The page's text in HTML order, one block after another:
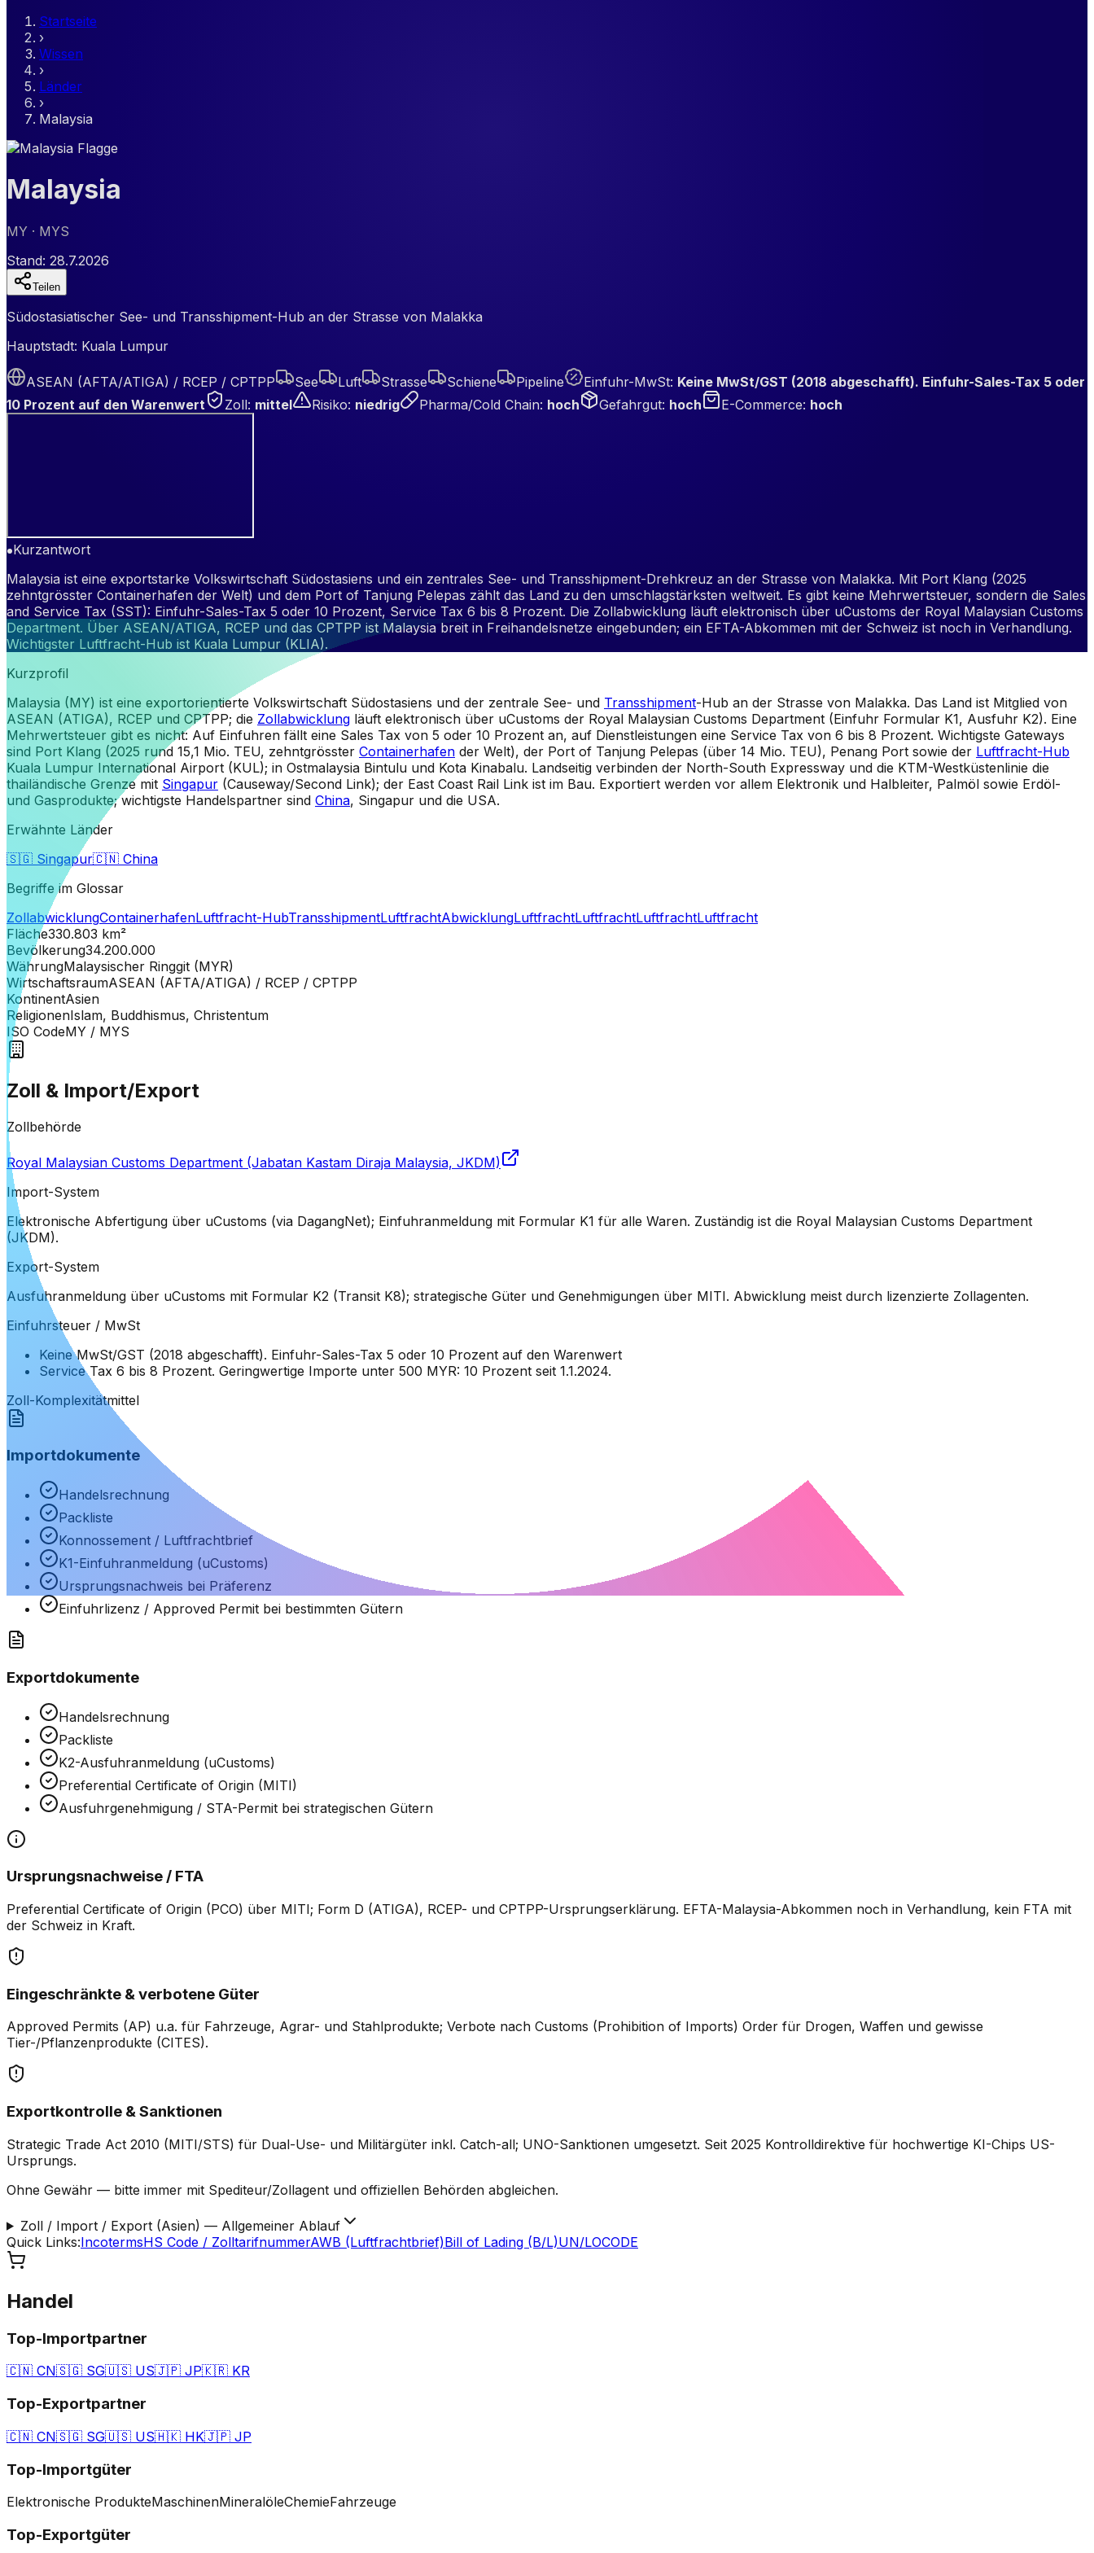
Startseite
›
Wissen
›
Länder
›
Malaysia
Malaysia
MY · MYS
Stand: 28.7.2026
Teilen
Südostasiatischer See- und Transshipment-Hub an der Strasse von Malakka
Hauptstadt: Kuala Lumpur
ASEAN (AFTA/ATIGA) / RCEP / CPTPP See Luft Strasse Schiene Pipeline Einfuhr-MwSt: Keine MwSt/GST (2018 abgeschafft). Einfuhr-Sales-Tax 5 oder
10 Prozent auf den Warenwert
Zoll: mittel Risiko: niedrig Pharma/Cold Chain: hoch Gefahrgut: hoch E-Commerce: hoch
Kurzantwort
Malaysia ist eine exportstarke Volkswirtschaft Südostasiens und ein zentrales See- und Transshipment-Drehkreuz an der Strasse von Malakka. Mit Port Klang (2025
zehntgrösster Containerhafen der Welt) und dem Port of Tanjung Pelepas zählt das Land zu den umschlagstärksten weltweit. Es gibt keine Mehrwertsteuer, sondern die Sales
and Service Tax (SST): Einfuhr-Sales-Tax 5 oder 10 Prozent, Service Tax 6 bis 8 Prozent. Die Zollabwicklung läuft elektronisch über uCustoms der Royal Malaysian Customs
Department. Über ASEAN/ATIGA, RCEP und das CPTPP ist Malaysia breit in Freihandelsnetze eingebunden; ein EFTA-Abkommen mit der Schweiz ist noch in Verhandlung.
Wichtigster Luftfracht-Hub ist Kuala Lumpur (KLIA).
Kurzprofil
Malaysia (MY) ist eine exportorientierte Volkswirtschaft Südostasiens und der zentrale See- und Transshipment-Hub an der Strasse von Malakka. Das Land ist Mitglied von
ASEAN (ATIGA), RCEP und CPTPP; die Zollabwicklung läuft elektronisch über uCustoms der Royal Malaysian Customs Department (Einfuhr Formular K1, Ausfuhr K2). Eine
Mehrwertsteuer gibt es nicht: Auf Einfuhren fällt eine Sales Tax von 5 oder 10 Prozent an, auf Dienstleistungen eine Service Tax von 6 bis 8 Prozent. Wichtigste Gateways
sind Port Klang (2025 rund 15,1 Mio. TEU, zehntgrösster Containerhafen der Welt), der Port of Tanjung Pelepas (über 14 Mio. TEU), Penang Port sowie der Luftfracht-Hub
Kuala Lumpur International Airport (KUL); in Ostmalaysia Bintulu und Kota Kinabalu. Landseitig verbinden der North-South Expressway und die KTM-Westküstenlinie die
thailändische Grenze mit Singapur (Causeway/Second Link); der East Coast Rail Link ist im Bau. Exportiert werden vor allem Elektronik und Halbleiter, Palmöl sowie Erdöl-
und Gasprodukte; wichtigste Handelspartner sind China, Singapur und die USA.
Erwähnte Länder
🇸🇬 Singapur🇨🇳 China
Begriffe im Glossar
ZollabwicklungContainerhafenLuftfracht-HubTransshipmentLuftfrachtAbwicklungLuftfrachtLuftfrachtLuftfrachtLuftfracht
Fläche330.803 km²
Bevölkerung34.200.000
WährungMalaysischer Ringgit (MYR)
WirtschaftsraumASEAN (AFTA/ATIGA) / RCEP / CPTPP
KontinentAsien
ReligionenIslam, Buddhismus, Christentum
ISO CodeMY / MYS
Zoll & Import/Export
Zollbehörde
Royal Malaysian Customs Department (Jabatan Kastam Diraja Malaysia, JKDM)
Import-System
Elektronische Abfertigung über uCustoms (via DagangNet); Einfuhranmeldung mit Formular K1 für alle Waren. Zuständig ist die Royal Malaysian Customs Department
(JKDM).
Export-System
Ausfuhranmeldung über uCustoms mit Formular K2 (Transit K8); strategische Güter und Genehmigungen über MITI. Abwicklung meist durch lizenzierte Zollagenten.
Einfuhrsteuer / MwSt
Keine MwSt/GST (2018 abgeschafft). Einfuhr-Sales-Tax 5 oder 10 Prozent auf den Warenwert
Service Tax 6 bis 8 Prozent. Geringwertige Importe unter 500 MYR: 10 Prozent seit 1.1.2024.
Zoll-Komplexitätmittel
Importdokumente
Handelsrechnung
Packliste
Konnossement / Luftfrachtbrief
K1-Einfuhranmeldung (uCustoms)
Ursprungsnachweis bei Präferenz
Einfuhrlizenz / Approved Permit bei bestimmten Gütern
Exportdokumente
Handelsrechnung
Packliste
K2-Ausfuhranmeldung (uCustoms)
Preferential Certificate of Origin (MITI)
Ausfuhrgenehmigung / STA-Permit bei strategischen Gütern
Ursprungsnachweise / FTA
Preferential Certificate of Origin (PCO) über MITI; Form D (ATIGA), RCEP- und CPTPP-Ursprungserklärung. EFTA-Malaysia-Abkommen noch in Verhandlung, kein FTA mit
der Schweiz in Kraft.
Eingeschränkte & verbotene Güter
Approved Permits (AP) u.a. für Fahrzeuge, Agrar- und Stahlprodukte; Verbote nach Customs (Prohibition of Imports) Order für Drogen, Waffen und gewisse
Tier-/Pflanzenprodukte (CITES).
Exportkontrolle & Sanktionen
Strategic Trade Act 2010 (MITI/STS) für Dual-Use- und Militärgüter inkl. Catch-all; UNO-Sanktionen umgesetzt. Seit 2025 Kontrolldirektive für hochwertige KI-Chips US-
Ursprungs.
Ohne Gewähr — bitte immer mit Spediteur/Zollagent und offiziellen Behörden abgleichen.
Zoll / Import / Export (Asien) — Allgemeiner Ablauf
Quick Links:IncotermsHS Code / ZolltarifnummerAWB (Luftfrachtbrief)Bill of Lading (B/L)UN/LOCODE
Handel
Top-Importpartner
🇨🇳 CN🇸🇬 SG🇺🇸 US🇯🇵 JP🇰🇷 KR
Top-Exportpartner
🇨🇳 CN🇸🇬 SG🇺🇸 US🇭🇰 HK🇯🇵 JP
Top-Importgüter
Elektronische ProdukteMaschinenMineralöleChemieFahrzeuge
Top-Exportgüter